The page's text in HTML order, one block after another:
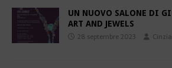
UN NUOVO SALONE DI
ART AND JEWELS
28 septembre 2023